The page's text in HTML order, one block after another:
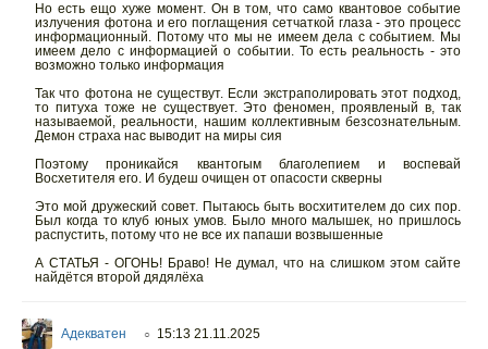
Но есть ещо хуже момент. Он в том, что само квантовое событие
излучения фотона и его поглащения сетчаткой глаза - это процесс
информационный. Потому что мы не имеем дела с событием. Мы
имеем дело с информацией о событии. То есть реальность - это
возможно только информация
Так что фотона не существут. Если экстраполировать этот подход,
то питуха тоже не существует. Это феномен, проявленый в, так
называемой, реальности, нашим коллективным безсознательным.
Демон страха нас выводит на миры сия
Поэтому проникайся квантогым благолепием и воспевай
Восхетителя его. И будеш очищен от опасости скверны
Это мой дружеский совет. Пытаюсь быть восхитителем до сих пор.
Был когда то клуб юных умов. Было много малышек, но пришлось
распустить, потому что не все их папаши возвышенные
А СТАТЬЯ - ОГОНЬ! Браво! Не думал, что на слишком этом сайте
найдётся второй дядялёха
Адекватен ○ 15:13 21.11.2025